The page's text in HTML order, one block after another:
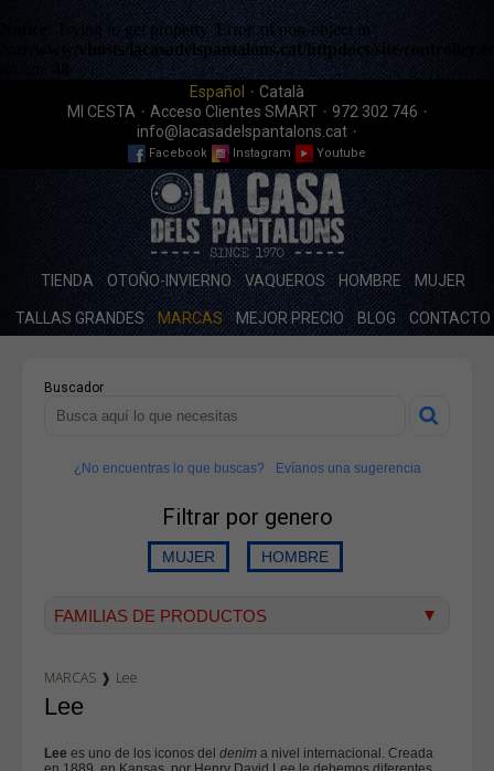
: Trying to get property 'Error' of non-object in
/var/www/vhosts/lacasadelspantalons.cat/httpdocs/site/controller/
Español · Català
MI CESTA · Acceso Clientes SMART· 972 302 746 ·
info@lacasadelspantalons.cat ·
Facebook Instagram Youtube
TIENDA OTOÑO-INVIERNO VAQUEROS HOMBRE MUJER
TALLAS GRANDES MARCAS MEJOR PRECIO BLOG CONTACTO
Buscador
¿No encuentras lo que buscas? Evíanos una sugerencia
Filtrar por genero
FAMILIAS DE PRODUCTOS
Pana hombre
MARCAS ❱ Lee
Lee
Lee es uno de los iconos del denim a nivel internacional. Creada